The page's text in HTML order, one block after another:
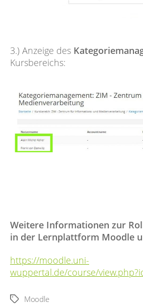
3.) Anzeige des
Kursbereichs:
Weitere Informationen zur
in der Lernplattform Moodle
https://moodle.uni-
wuppertal.de/course/
Schlagwörter
Moodle